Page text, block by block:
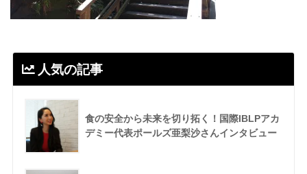
人気の記事
食の安全から未来を切り拓く！国際IBLPアカ
デミー代表ポールズ亜梨沙さんインタビュー